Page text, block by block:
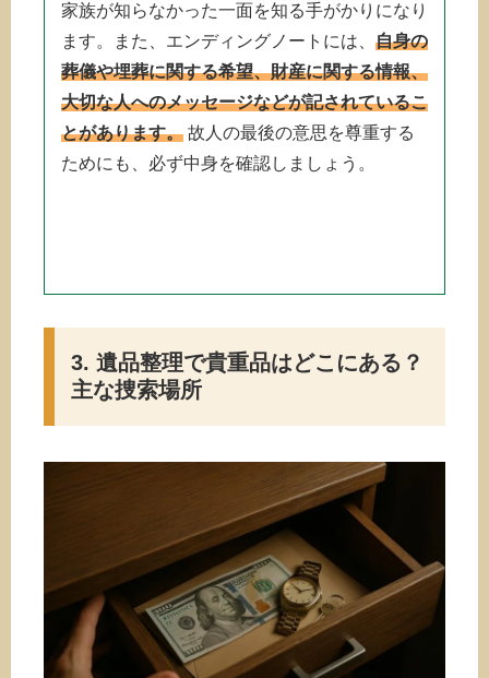
家族が知らなかった一面を知る手がかりになり
ます。また、エンディングノートには、 自身の
葬儀や埋葬に関する希望、財産に関する情報、
大切な人へのメッセージなどが記されているこ
とがあります。 故人の最後の意思を尊重する
ためにも、必ず中身を確認しましょう。
3. 遺品整理で貴重品はどこにある？
主な捜索場所